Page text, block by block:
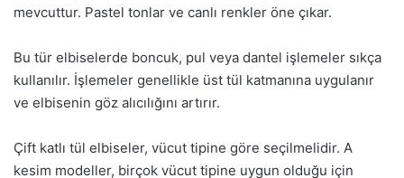
mevcuttur. Pastel tonlar ve canlı renkler öne çıkar.
Bu tür elbiselerde boncuk, pul veya dantel işlemeler sıkça
kullanılır. İşlemeler genellikle üst tül katmanına uygulanır
ve elbisenin göz alıcılığını artırır.
Çift katlı tül elbiseler, vücut tipine göre seçilmelidir. A
kesim modeller, birçok vücut tipine uygun olduğu için